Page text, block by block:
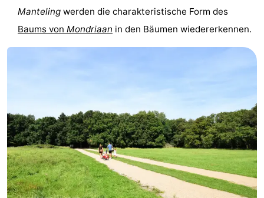
Natur
de
Domburg
-
Natur
Walcherse
bos
-
Dishoek
-
Middelburg
Zeeuws-
Manteling werden die charakteristische Form des
Baums von Mondriaan in den Bäumen wiedererkennen.